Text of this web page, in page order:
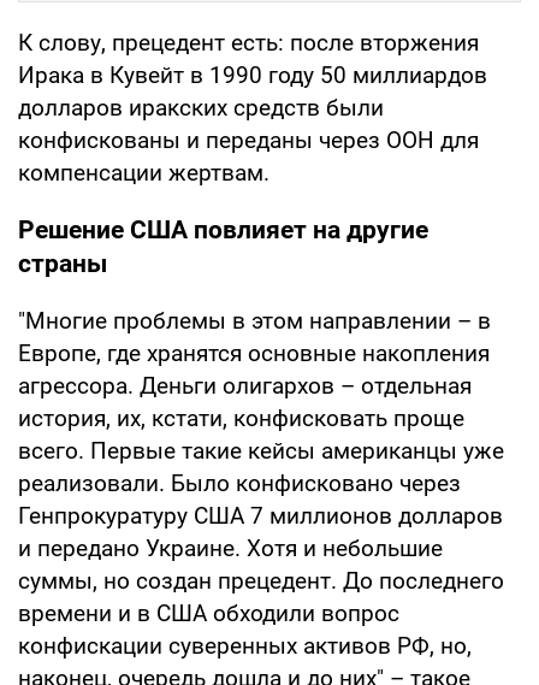
К слову, прецедент есть: после вторжения
Ирака в Кувейт в 1990 году 50 миллиардов
долларов иракских средств были
конфискованы и переданы через ООН для
компенсации жертвам.
Решение США повлияет на другие
страны
"Многие проблемы в этом направлении – в
Европе, где хранятся основные накопления
агрессора. Деньги олигархов – отдельная
история, их, кстати, конфисковать проще
всего. Первые такие кейсы американцы уже
реализовали. Было конфисковано через
Генпрокуратуру США 7 миллионов долларов
и передано Украине. Хотя и небольшие
суммы, но создан прецедент. До последнего
времени и в США обходили вопрос
конфискации суверенных активов РФ, но,
наконец, очередь дошла и до них" – такое